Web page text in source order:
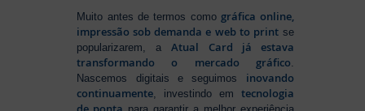
Muito antes de termos como gráfica online,
impressão sob demanda e web to printse
popularizarem, aAtual Card já estava
transformando o mercado gráfico
Nascemos digitais e seguimos inovando
continuamente , investindo em tecnologia